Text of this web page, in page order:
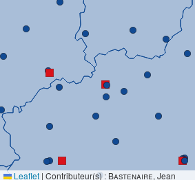
Leaflet | Contributeur(s) : Bastenaire, Jean